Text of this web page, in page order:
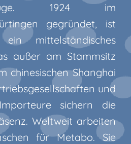
1924 im
gegründet, ist
mittelständisches
außer am Stammsitz
chinesischen Shanghai
und
sichern die
Weltweit arbeiten
für Metabo. Sie